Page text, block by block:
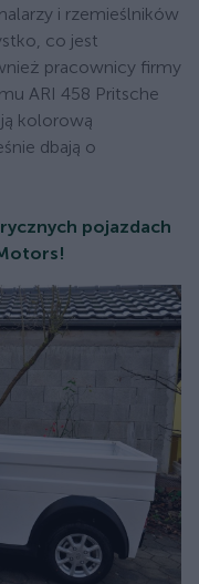
i rzemieślników
co jest
pracownicy firmy
ARI 458 Pritsche
kolorową
dbają o
pojazdach